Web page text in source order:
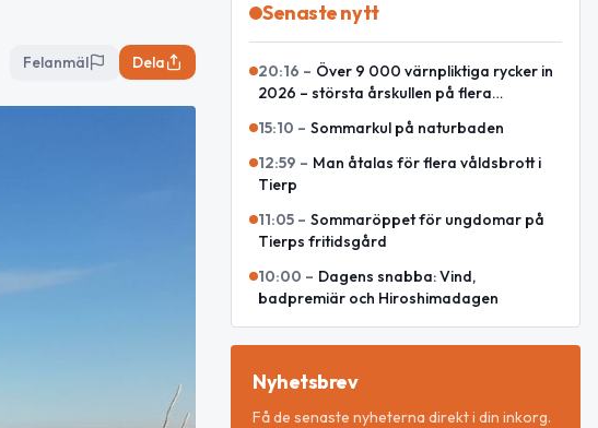
Felanmäl Dela
Senaste nytt
20:16 – Över 9 000 värnpliktiga rycker in
2026 – största årskullen på flera
15:10 – Sommarkul på naturbaden
12:59 – Man åtalas för flera våldsbrott i
Tierp
11:05 – Sommaröppet för ungdomar på
Tierps fritidsgård
10:00 – Dagens snabba: Vind,
badpremiär och Hiroshimadagen
Nyhetsbrev
Få de senaste nyheterna direkt i din inkorg.